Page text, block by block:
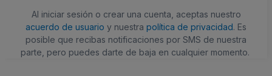
Al iniciar sesión o crear una cuenta, aceptas nuestro
acuerdo de usuario y nuestra política de privacidad. Es
posible que recibas notificaciones por SMS de nuestra
parte, pero puedes darte de baja en cualquier momento.